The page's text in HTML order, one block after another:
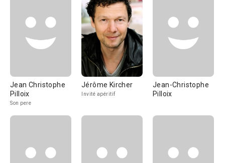
Jean Christophe
Pilloix
Son pere
Jérôme Kircher
Invité apéritif
Jean-Christophe
Pilloix